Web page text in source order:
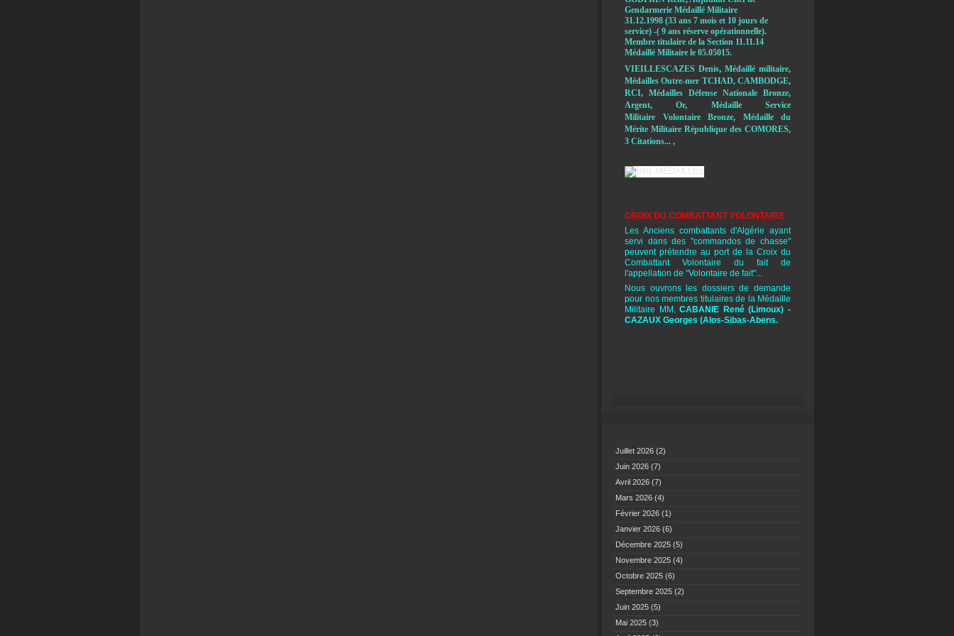
Gendarmerie Médaillé Militaire
31.12.1998 (33 ans 7 mois et 10 jours de
service) -( 9 ans réserve opérationnelle).
Membre titulaire de la Section 11.11.14
Médaillé Militaire le 05.05015.
VIEILLESCAZES Denis, Médaillé militaire,
Médailles Outre-mer TCHAD, CAMBODGE,
RCI, Médailles Défense Nationale Bronze,
Argent, Or, Médaille Service
Militaire Volontaire Bronze, Médaille du
Mérite Militaire République des COMORES,
3 Citations... ,
CROIX DU COMBATTANT VOLONTAIRE
Les Anciens combattants d'Algérie ayant
servi dans des "commandos de chasse"
peuvent prétendre au port de la Croix du
Combattant Volontaire du fait de
l'appellation de "Volontaire de fait"...
Nous ouvrons les dossiers de demande
pour nos membres titulaires de la Médaille
Militaire MM. CABANIE René(Limoux) -
CAZAUX Georges (Alos-Sibas-Abens.
Juillet 2026 (2)
Juin 2026 (7)
Avril 2026 (7)
Mars 2026 (4)
Février 2026 (1)
Janvier 2026 (6)
Décembre 2025 (5)
Novembre 2025 (4)
Octobre 2025 (6)
Septembre 2025 (2)
Juin 2025 (5)
Mai 2025 (3)